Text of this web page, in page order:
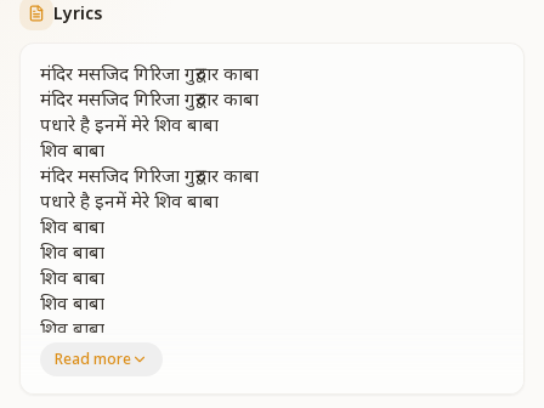
Lyrics
मंदिर मसजिद गिरिजा गुरुद्वार काबा
मंदिर मसजिद गिरिजा गुरुद्वार काबा
पधारे है इनमें मेरे शिव बाबा
शिव बाबा
मंदिर मसजिद गिरिजा गुरुद्वार काबा
पधारे है इनमें मेरे शिव बाबा
शिव बाबा
शिव बाबा
शिव बाबा
शिव बाबा
शिव बाबा
शिव शम्मा उतरी है यहा
Read more